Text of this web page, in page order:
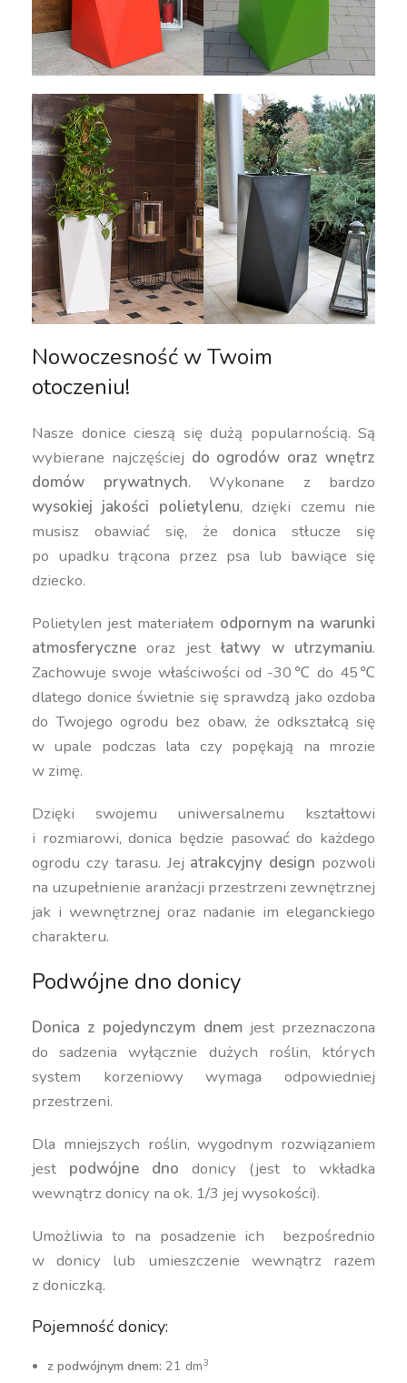
Nowoczesność w Twoim
otoczeniu!
Nasze donice cieszą się dużą popularnością. Są
wybierane najczęściej do ogrodów oraz wnętrz
domów prywatnych. Wykonane z bardzo
wysokiej jakości polietylenu, dzięki czemu nie
musisz obawiać się, że donica stłucze się
po upadku trącona przez psa lub bawiące się
dziecko.
Polietylen jest materiałem odpornym na warunki
atmosferyczne oraz jestłatwy w utrzymaniu.
Zachowuje swoje właściwości od -30℃ do 45℃
dlatego donice świetnie się sprawdzą jako ozdoba
do Twojego ogrodu bez obaw, że odkształcą się
w upale podczas lata czy popękają na mrozie
w zimę.
Dzięki swojemu uniwersalnemu kształtowi
i rozmiarowi, donica będzie pasować do każdego
ogrodu czy tarasu. Jej atrakcyjny design pozwoli
na uzupełnienie aranżacji przestrzeni zewnętrznej
jak i wewnętrznej oraz nadanie im eleganckiego
charakteru.
Podwójne dno donicy
Donica z pojedynczym dnemjest przeznaczona
do sadzenia wyłącznie dużych roślin, których
system korzeniowy wymaga odpowiedniej
przestrzeni.
Dla mniejszych roślin, wygodnym rozwiązaniem
jest podwójne dno donicy (jest to wkładka
wewnątrz donicy na ok. 1/3 jej wysokości).
Umożliwia to na posadzenie ich bezpośrednio
w donicy lub umieszczenie wewnątrz razem
z doniczką.
Pojemność donicy:
z podwójnym dnem: 21 dm3